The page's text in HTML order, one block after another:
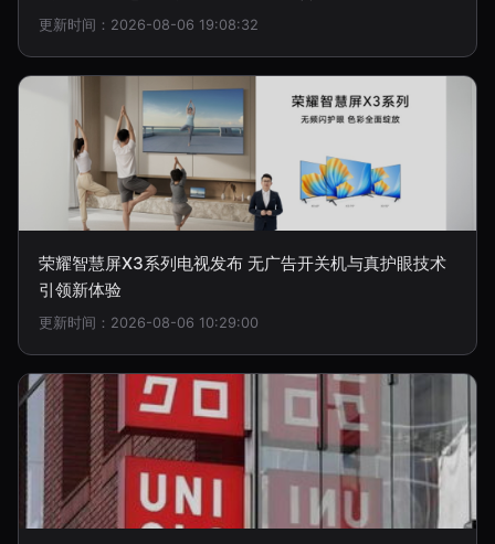
更新时间：2026-08-06 19:08:32
荣耀智慧屏X3系列电视发布 无广告开关机与真护眼技术
引领新体验
更新时间：2026-08-06 10:29:00